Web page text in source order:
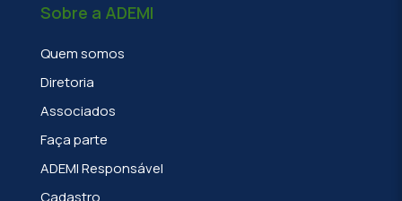
Sobre a ADEMI
Quem somos
Diretoria
Associados
Faça parte
ADEMI Responsável
Cadastro